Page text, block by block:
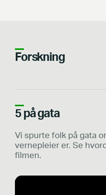
Forskning
5 på gata
Vi spurte folk på gata
vernepleier er. Se
filmen.